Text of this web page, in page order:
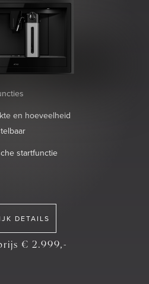
en hoeveelheid
startfunctie
DETAILS
€ 2.999,-